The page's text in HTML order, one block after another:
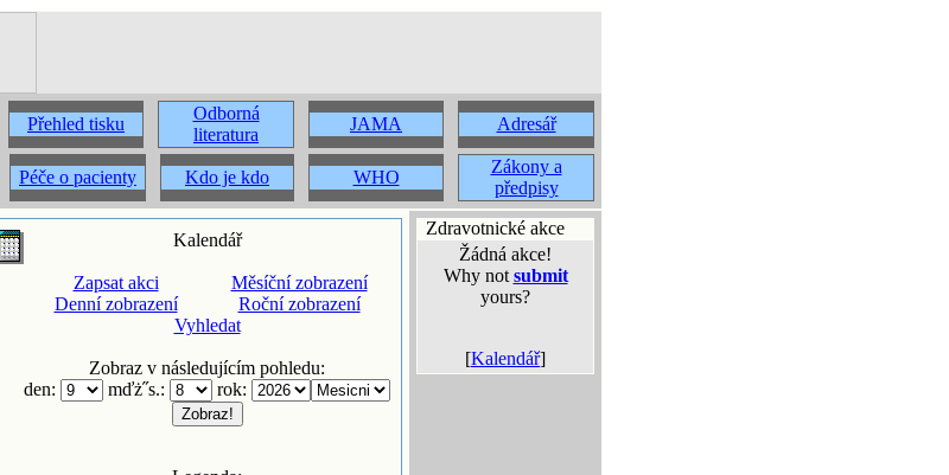
Přehled tisku
Odborná
literatura
JAMA Adresář
Péče o pacienty Kdo je kdo WHO
Zákony a
předpisy
Kalendář
Zapsat akci
Denní zobrazení
Měsíční zobrazení
Roční zobrazení
Vyhledat
Zobraz v následujícím pohledu:
den:
mďż˝s.: rok:
Zdravotnické akce
Žádná akce!
Why not submit
yours?
[Kalendář]